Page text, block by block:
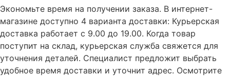
Экономьте время на получении заказа. В интернет-
магазине доступно 4 варианта доставки: Курьерская
доставка работает с 9.00 до 19.00. Когда товар
поступит на склад, курьерская служба свяжется для
уточнения деталей. Специалист предложит выбрать
удобное время доставки и уточнит адрес. Осмотрите